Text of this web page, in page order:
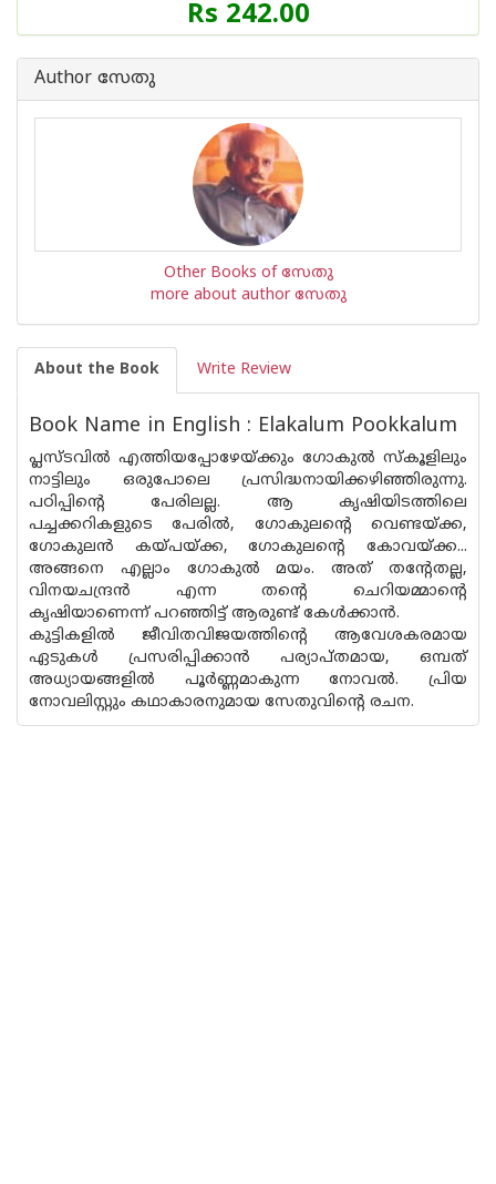
Rs 242.00
Author സേതു
Other Books of സേതു
more about author സേതു
About the Book Write Review
Book Name in English : Elakalum Pookkalum
പ്ലസ്ട‌വിൽ എത്തിയപ്പോഴേയ്ക്കും ഗോകുൽ സ്കൂളിലും
നാട്ടിലും ഒരുപോലെ പ്രസിദ്ധനായിക്കഴിഞ്ഞിരുന്നു.
പഠിപ്പിന്റെ പേരിലല്ല. ആ കൃഷിയിടത്തിലെ
പച്ചക്കറികളുടെ പേരിൽ, ഗോകുലൻ്റെ വെണ്ടയ്ക്ക,
ഗോകുലൻ കയ്പയ്ക്ക, ഗോകുലൻ്റെ കോവയ്ക്ക...
അങ്ങനെ എല്ലാം ഗോകുൽ മയം. അത് തൻ്റേതല്ല,
വിനയചന്ദ്രൻ എന്ന തൻ്റെ ചെറിയമ്മാന്റെ
കൃഷിയാണെന്ന് പറഞ്ഞിട്ട് ആരുണ്ട് കേൾക്കാൻ.
കുട്ടികളിൽ ജീവിതവിജയത്തിന്റെ ആവേശകരമായ
ഏടുകൾ പ്രസരിപ്പിക്കാൻ പര്യാപ്തമായ, ഒമ്പത്
അധ്യായങ്ങളിൽ പൂർണ്ണമാകുന്ന നോവൽ. പ്രിയ
നോവലിസ്റ്റും കഥാകാരനുമായ സേതുവിൻ്റെ രചന.